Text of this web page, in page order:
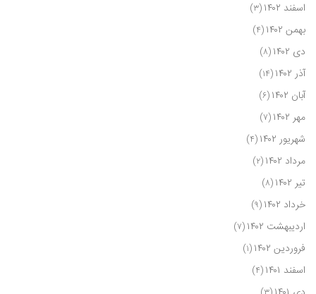
اسفند ۱۴۰۲ (۳)
بهمن ۱۴۰۲ (۴)
دی ۱۴۰۲ (۸)
آذر ۱۴۰۲ (۱۴)
آبان ۱۴۰۲ (۶)
مهر ۱۴۰۲ (۷)
شهریور ۱۴۰۲ (۴)
مرداد ۱۴۰۲ (۲)
تیر ۱۴۰۲ (۸)
خرداد ۱۴۰۲ (۹)
اردیبهشت ۱۴۰۲ (۷)
فروردین ۱۴۰۲ (۱)
اسفند ۱۴۰۱ (۴)